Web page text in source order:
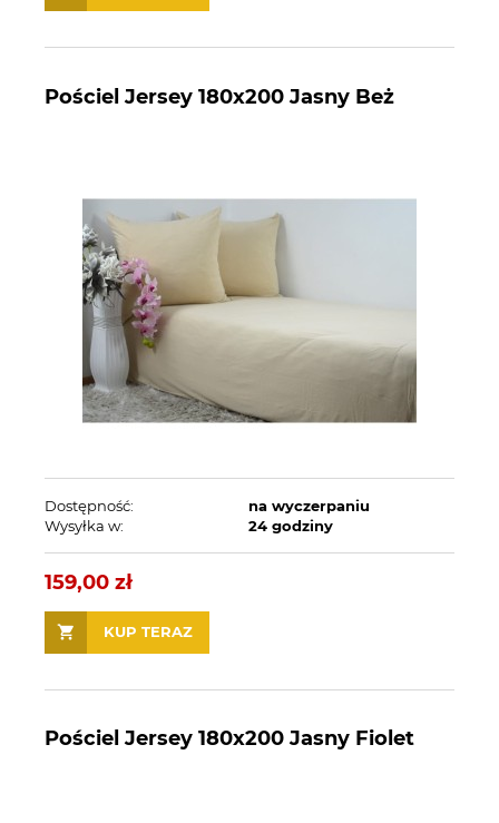
Pościel Jersey 180x200 Jasny Beż
Dostępność:
na wyczerpaniu
Wysyłka w:
24 godziny
159,00 zł
KUP TERAZ
Pościel Jersey 180x200 Jasny Fiolet